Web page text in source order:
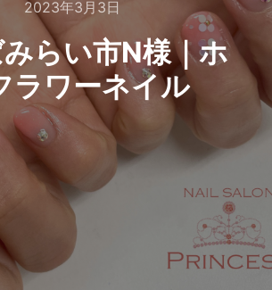
2023年3月3日
らい市N様｜ホ
ラワーネイル